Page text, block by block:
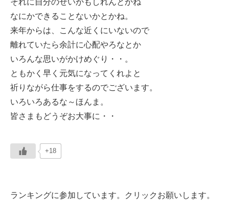
それに自分のせいかもしれんとかね
なにかできることないかとかね。
来年からは、こんな近くにいないので
離れていたら余計に心配やろなとか
いろんな思いがかけめぐり・・。
ともかく早く元気になってくれよと
祈りながら仕事をするのでございます。
いろいろあるな～ほんま。
皆さまもどうぞお大事に・・
+18
ランキングに参加しています。クリックお願いします。